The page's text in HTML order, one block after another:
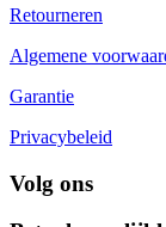
Retourneren
Algemene
Garantie
Privacybeleid
Volg ons